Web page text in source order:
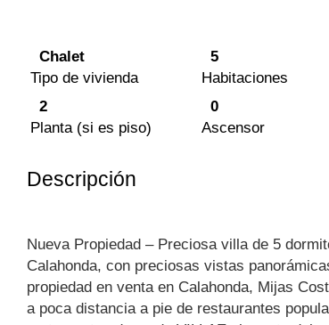
Chalet
Tipo de vivienda
5
Habitaciones
2
Planta (si es piso)
0
Ascensor
Descripción
Nueva Propiedad – Preciosa villa de 5
Calahonda, con preciosas vistas
propiedad en venta en Calahonda, Mijas
a poca distancia a pie de restaurantes